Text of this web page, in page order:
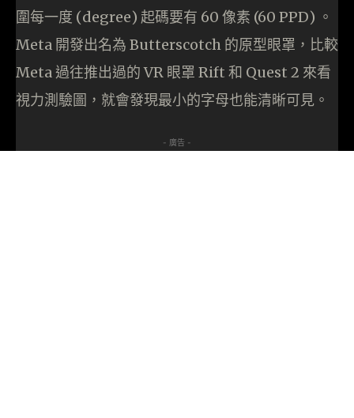
圍每一度 (degree) 起碼要有 60 像素 (60 PPD) 。
Meta 開發出名為 Butterscotch 的原型眼罩，比較
Meta 過往推出過的 VR 眼罩 Rift 和 Quest 2 來看
視力測驗圖，就會發現最小的字母也能清晰可見。
- 廣告 -